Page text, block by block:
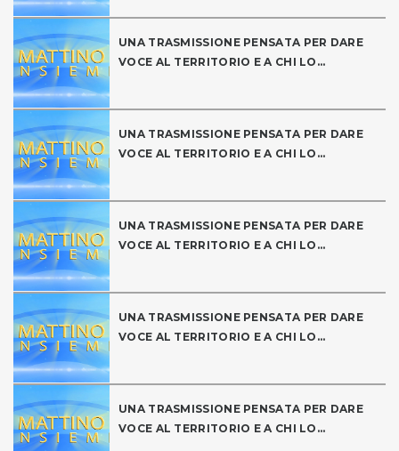
UNA TRASMISSIONE PENSATA PER DARE
VOCE AL TERRITORIO E A CHI LO...
UNA TRASMISSIONE PENSATA PER DARE
VOCE AL TERRITORIO E A CHI LO...
UNA TRASMISSIONE PENSATA PER DARE
VOCE AL TERRITORIO E A CHI LO...
UNA TRASMISSIONE PENSATA PER DARE
VOCE AL TERRITORIO E A CHI LO...
UNA TRASMISSIONE PENSATA PER DARE
VOCE AL TERRITORIO E A CHI LO...